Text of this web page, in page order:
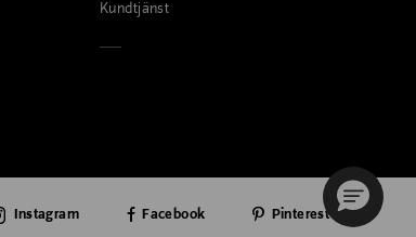
Kundtjänst
Instagram Facebook Pinterest